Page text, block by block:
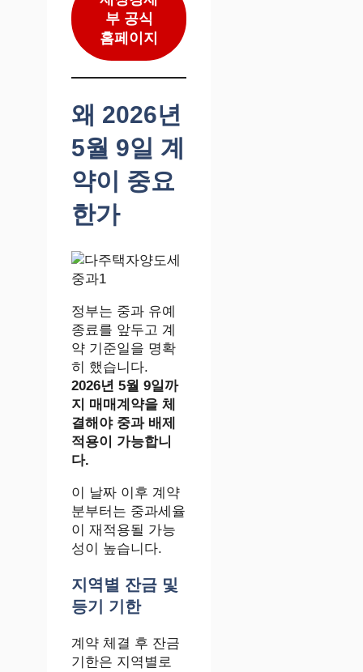
부 공식
홈페이지
왜 2026년
5월 9일 계
약이 중요
한가
정부는 중과 유예
종료를 앞두고 계
약 기준일을 명확
히 했습니다.
2026년 5월 9일까
지 매매계약을 체
결해야 중과 배제
적용이 가능합니
다.
이 날짜 이후 계약
분부터는 중과세율
이 재적용될 가능
성이 높습니다.
지역별 잔금 및
등기 기한
계약 체결 후 잔금
기한은 지역별로